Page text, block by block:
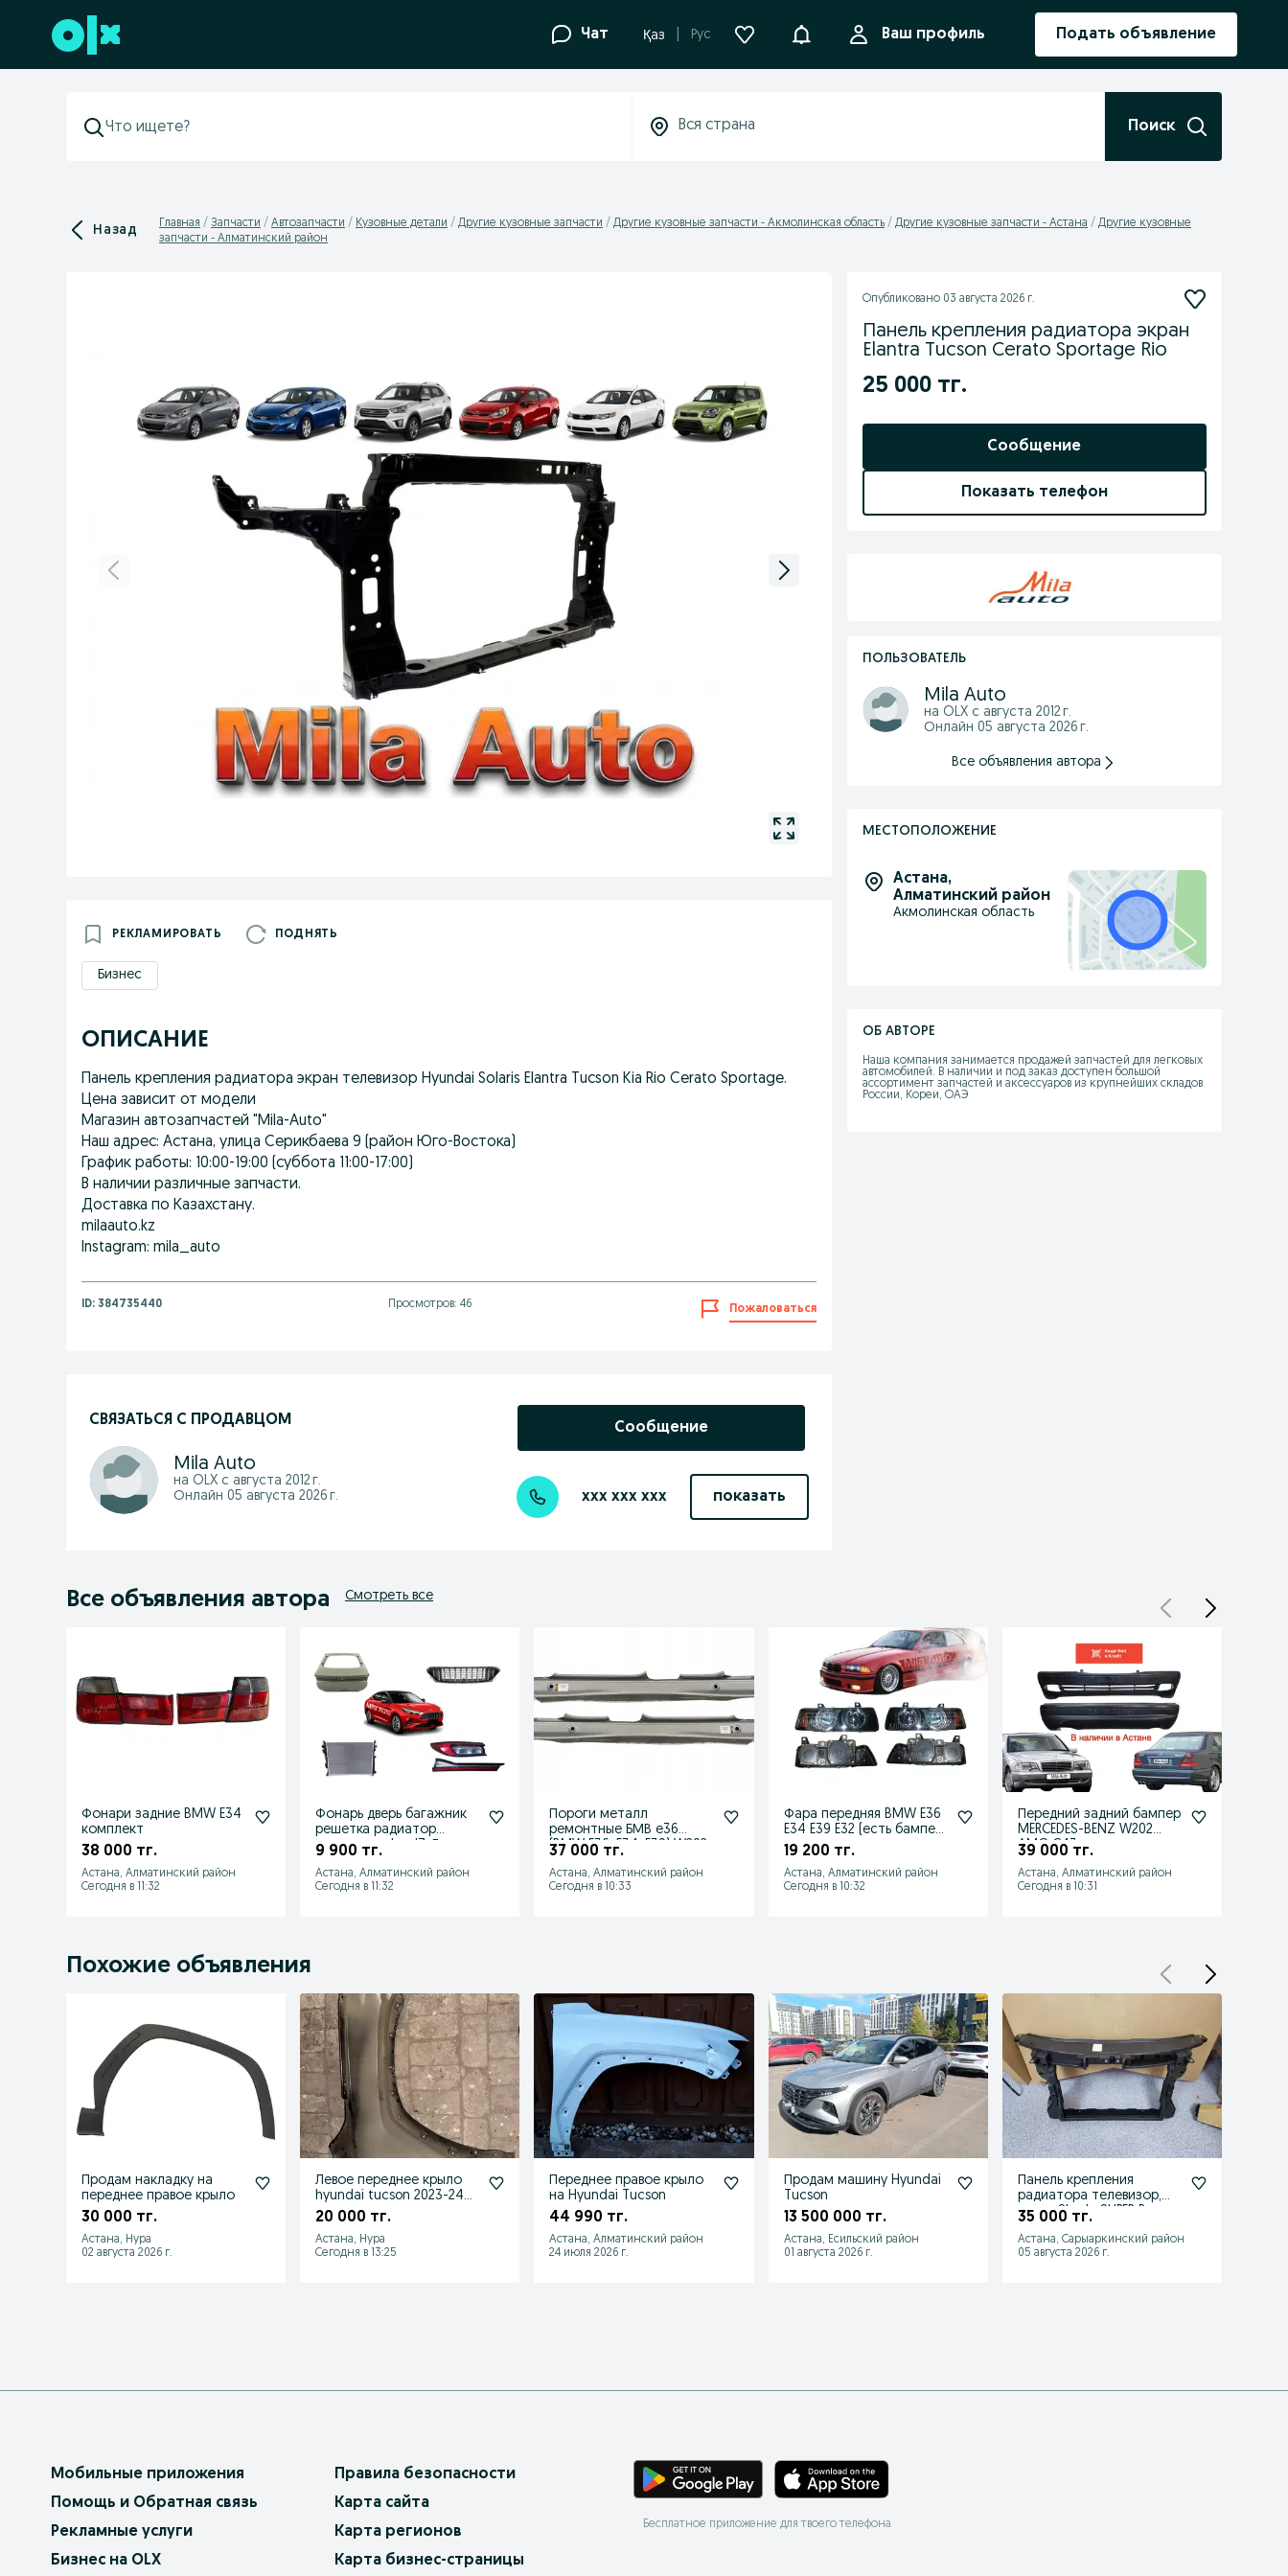
Перейти к нижнему колонтитулу Чат Қаз Рус УведомленияВаш профиль Подать объявление
Поиск
Назад Главная Запчасти Автозапчасти Кузовные детали Другие кузовные запчасти Другие кузовные запчасти - Акмолинская область Другие кузовные запчасти - Астана
Другие кузовные
запчасти - Алматинский район
РЕКЛАМИРОВАТЬ ПОДНЯТЬ
Бизнес
ОПИСАНИЕ
Панель крепления радиатора экран телевизор Hyundai Solaris Elantra Tucson Kia Rio Cerato Sportage.
Цена зависит от модели
Магазин автозапчастей "Mila-Auto"
Наш адрес: Астана, улица Серикбаева 9 (район Юго-Востока)
График работы: 10:00-19:00 (суббота 11:00-17:00)
В наличии различные запчасти.
Доставка по Казахстану.
milaauto.kz
Instagram: mila_auto
ID: 384735440 Просмотров: 46 Пожаловаться
СВЯЗАТЬСЯ С ПРОДАВЦОМ
Mila Auto
на OLX с августа 2012 г.
Онлайн 05 августа 2026 г.
Сообщение
xxx xxx xxx показать
Опубликовано 03 августа 2026 г.
Панель крепления радиатора экран
Elantra Tucson Cerato Sportage Rio
25 000 тг.
Сообщение
Показать телефон
ПОЛЬЗОВАТЕЛЬ
Mila Auto
на OLX с августа 2012 г.
Онлайн 05 августа 2026 г.
Все объявления автора
МЕСТОПОЛОЖЕНИЕ
Астана,
Алматинский район
Акмолинская область
ОБ АВТОРЕ
Наша компания занимается продажей запчастей для легковых
автомобилей. В наличии и под заказ доступен большой
ассортимент запчастей и аксессуаров из крупнейших складов
России, Кореи, ОАЭ
Все объявления автора Смотреть все
Фонари задние BMW E34
комплект
38 000 тг.
Астана, Алматинский район
Сегодня в 11:32
Фонарь дверь багажник
решетка радиатор
подкрылок Jac J7 Джак
9 900 тг.
Астана, Алматинский район
Сегодня в 11:32
Пороги металл
ремонтные БМВ е36
(BMW E36, E34, E39) W202
37 000 тг.
Астана, Алматинский район
Сегодня в 10:33
Фара передняя BMW E36
E34 E39 E32 (есть бампер
крыло решетка
19 200 тг.
Астана, Алматинский район
Сегодня в 10:32
Передний задний бампер
MERCEDES-BENZ W202
AMG C43
39 000 тг.
Астана, Алматинский район
Сегодня в 10:31
Похожие объявления
Продам накладку на
переднее правое крыло
30 000 тг.
Астана, Нура
02 августа 2026 г.
Левое переднее крыло
hyundai tucson 2023-24
года, снятое с авто
20 000 тг.
Астана, Нура
Сегодня в 13:25
Переднее правое крыло
на Hyundai Tucson
44 990 тг.
Астана, Алматинский район
24 июля 2026 г.
Продам машину Hyundai
Tucson
13 500 000 тг.
Астана, Есильский район
01 августа 2026 г.
Панель крепления
радиатора телевизор,
экран Skoda SUPER B
35 000 тг.
Астана, Сарыаркинский район
05 августа 2026 г.
Мобильные приложения
Помощь и Обратная связь
Рекламные услуги
Бизнес на OLX
Правила безопасности
Карта сайта
Карта регионов
Карта бизнес-страницы
Бесплатное приложение для твоего телефона